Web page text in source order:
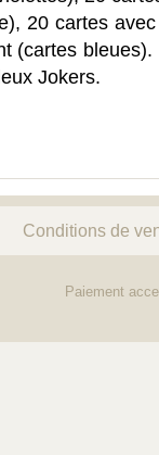
20 cartes
(cartes
Jokers.
Conditions de
Paiement